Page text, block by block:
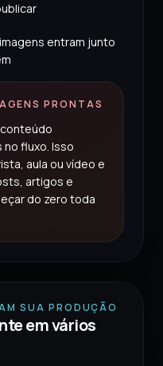
entram junto
PRONTAS
fluxo. Isso
aula ou vídeo e
artigos e
do zero toda
SUA PRODUÇÃO
em vários